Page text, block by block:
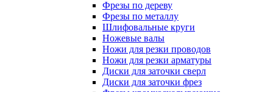
Фрезы по дереву
Фрезы по металлу
Шлифовальные круги
Ножевые валы
Ножи для резки проводов
Ножи для резки арматуры
Диски для заточки сверл
Диски для заточки фрез